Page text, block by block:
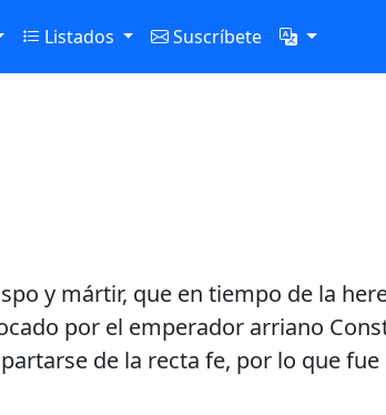
Listados Suscríbete
y mártir, que en tiempo de la
por el emperador arriano
de la recta fe, por lo que